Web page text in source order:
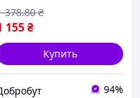
155₴
378.80 ₴
Купить
94%